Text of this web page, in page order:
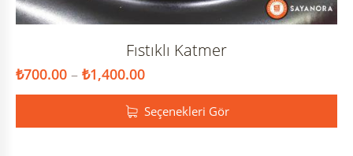
Fıstıklı Katmer
₺700.00 – ₺1,400.00
Seçenekleri Gör